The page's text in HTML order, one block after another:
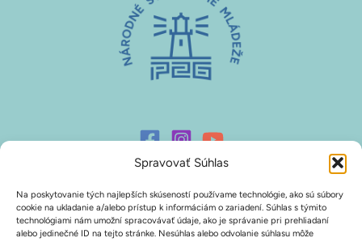
Spravovať Súhlas
Na poskytovanie tých najlepších skúseností používame technológie, ako sú súbory
cookie na ukladanie a/alebo prístup k informáciám o zariadení. Súhlas s týmito
technológiami nám umožní spracovávať údaje, ako je správanie pri prehliadaní
alebo jedinečné ID na tejto stránke. Nesúhlas alebo odvolanie súhlasu môže
Prihlasovanie P26